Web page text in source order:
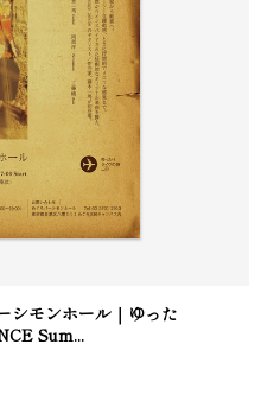
シモンホール｜ゆった
Sum...